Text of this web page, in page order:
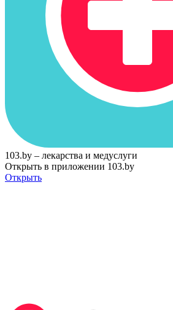
103.by – лекарства и медуслуги
Открыть в приложении 103.by
Открыть